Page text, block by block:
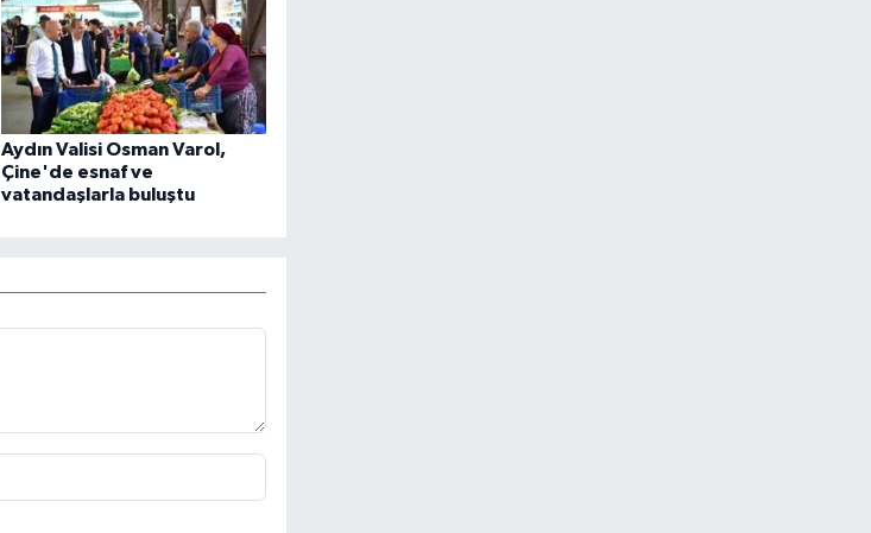
Aydın Valisi Osman Varol,
Çine'de esnaf ve
vatandaşlarla buluştu